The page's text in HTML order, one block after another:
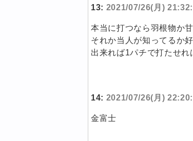
13: 2021/07/26(月)
本当に打つなら羽根物か
それか当人が知ってるか
出来れば1パチで打たせれ
14: 2021/07/26(月)
金富士